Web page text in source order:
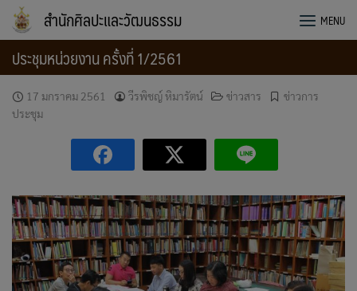
Skip
สำนักศิลปะและวัฒนธรรม MENU
ประชุมหน่วยงาน ครั้งที่ 1/2561
17 มกราคม 2561 วีรพิชญ์ หิมารัตน์ ข่าวสาร
ข่าวการ
ประชุม